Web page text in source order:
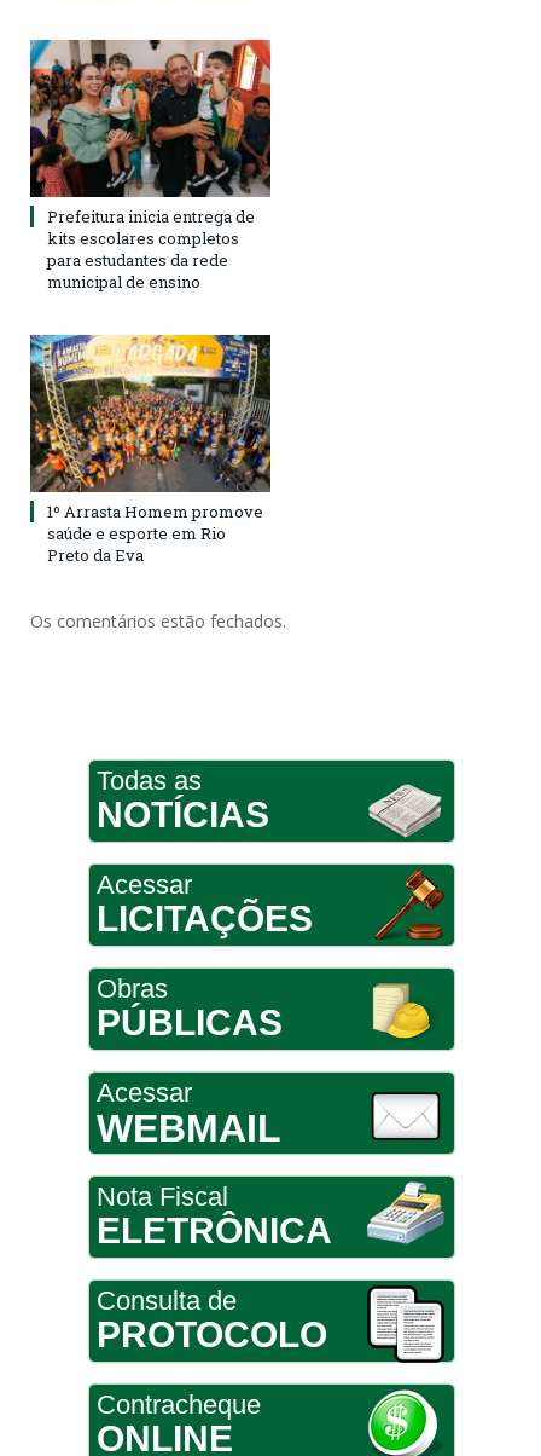
Prefeitura inicia entrega de
kits escolares completos
para estudantes da rede
municipal de ensino
1º Arrasta Homem promove
saúde e esporte em Rio
Preto da Eva
Os comentários estão fechados.
Todas as
NOTÍCIAS
Acessar
LICITAÇÕES
Obras
PÚBLICAS
Acessar
WEBMAIL
Nota Fiscal
ELETRÔNICA
Consulta de
PROTOCOLO
Contracheque
ONLINE